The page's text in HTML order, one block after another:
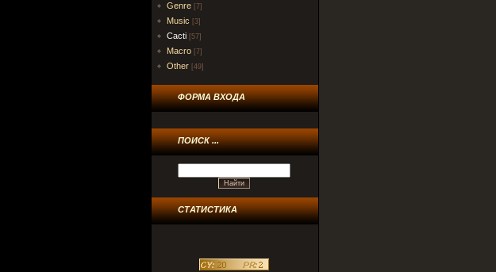
Genre [7]
Music [3]
Cacti [57]
Macro [7]
Other [49]
ФОРМА ВХОДА
ПОИСК ...
СТАТИСТИКА